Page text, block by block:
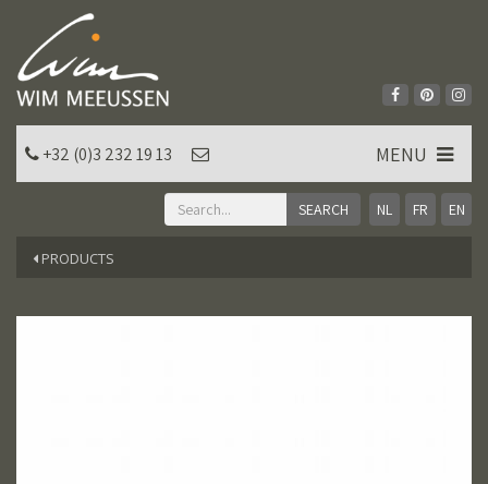
NL FR EN
+32 (0)3 232 19 13 MENU
PRODUCTS